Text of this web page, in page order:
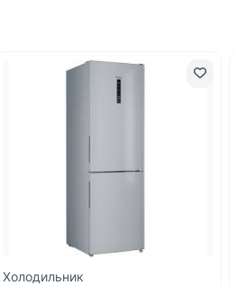
Холодильник